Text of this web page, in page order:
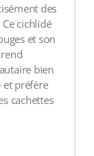
des
cichlidé
et son
bien
et préfère
cachettes